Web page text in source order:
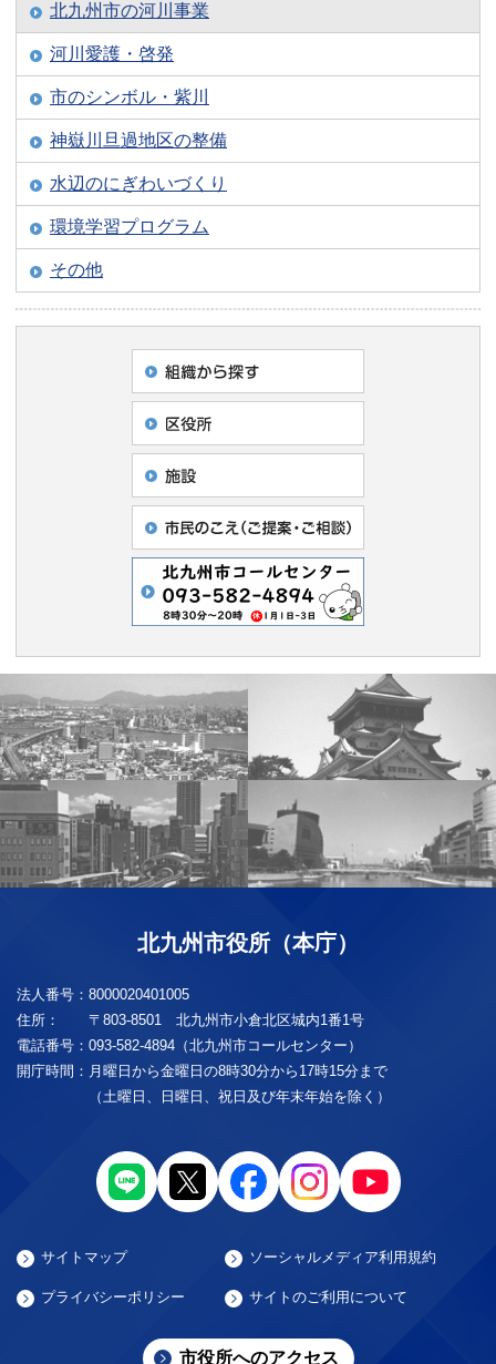
北九州市の河川事業
河川愛護・啓発
市のシンボル・紫川
神嶽川旦過地区の整備
水辺のにぎわいづくり
環境学習プログラム
その他
北九州市役所（本庁）
法人番号： 8000020401005
住所：
〒803-8501 北九州市小倉北区城内1番1号
電話番号： 093-582-4894（北九州市コールセンター）
開庁時間： 月曜日から金曜日の8時30分から17時15分まで
（土曜日、日曜日、祝日及び年末年始を除く）
サイトマップ ソーシャルメディア利用規約
プライバシーポリシー サイトのご利用について
市役所へのアクセス